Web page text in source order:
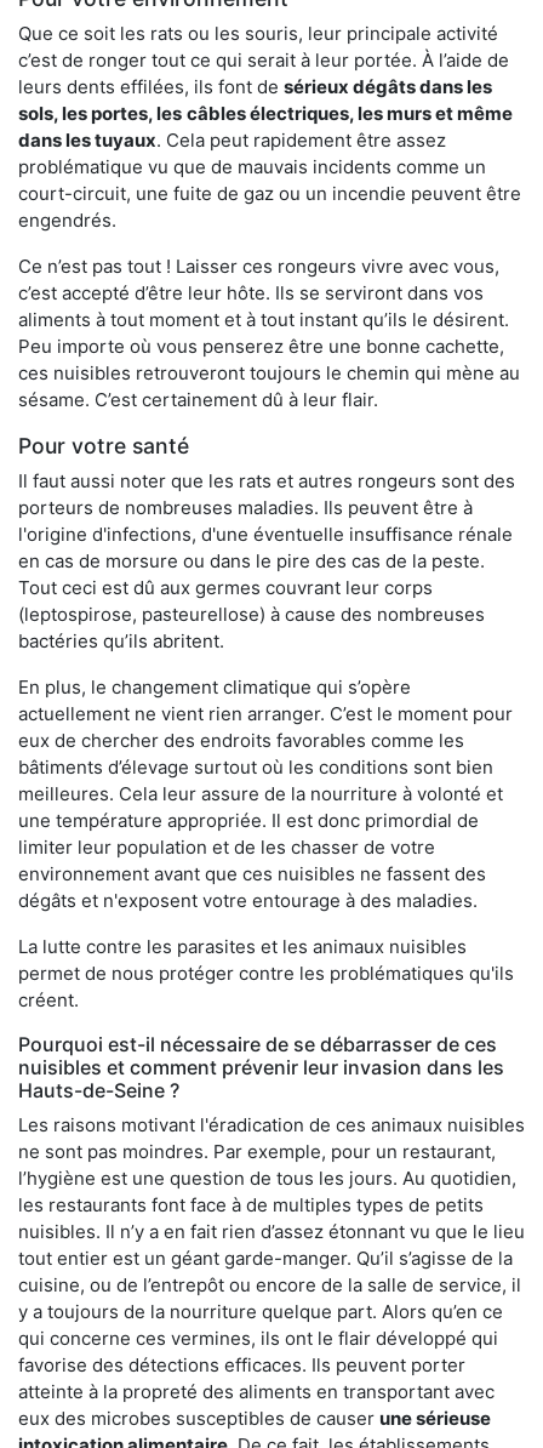
Que ce soit les rats ou les souris, leur principale activité
c’est de ronger tout ce qui serait à leur portée. À l’aide de
leurs dents effilées, ils font de sérieux dégâts dans les
sols, les portes, les câbles électriques, les murs et même
dans les tuyaux. Cela peut rapidement être assez
problématique vu que de mauvais incidents comme un
court-circuit, une fuite de gaz ou un incendie peuvent être
engendrés.
Ce n’est pas tout ! Laisser ces rongeurs vivre avec vous,
c’est accepté d’être leur hôte. Ils se serviront dans vos
aliments à tout moment et à tout instant qu’ils le désirent.
Peu importe où vous penserez être une bonne cachette,
ces nuisibles retrouveront toujours le chemin qui mène au
sésame. C’est certainement dû à leur flair.
Pour votre santé
Il faut aussi noter que les rats et autres rongeurs sont des
porteurs de nombreuses maladies. Ils peuvent être à
l'origine d'infections, d'une éventuelle insuffisance rénale
en cas de morsure ou dans le pire des cas de la peste.
Tout ceci est dû aux germes couvrant leur corps
(leptospirose, pasteurellose) à cause des nombreuses
bactéries qu’ils abritent.
En plus, le changement climatique qui s’opère
actuellement ne vient rien arranger. C’est le moment pour
eux de chercher des endroits favorables comme les
bâtiments d’élevage surtout où les conditions sont bien
meilleures. Cela leur assure de la nourriture à volonté et
une température appropriée. Il est donc primordial de
limiter leur population et de les chasser de votre
environnement avant que ces nuisibles ne fassent des
dégâts et n'exposent votre entourage à des maladies.
La lutte contre les parasites et les animaux nuisibles
permet de nous protéger contre les problématiques qu'ils
créent.
Pourquoi est-il nécessaire de se débarrasser de ces
nuisibles et comment prévenir leur invasion dans les
Hauts-de-Seine ?
Les raisons motivant l'éradication de ces animaux nuisibles
ne sont pas moindres. Par exemple, pour un restaurant,
l’hygiène est une question de tous les jours. Au quotidien,
les restaurants font face à de multiples types de petits
nuisibles. Il n’y a en fait rien d’assez étonnant vu que le lieu
tout entier est un géant garde-manger. Qu’il s’agisse de la
cuisine, ou de l’entrepôt ou encore de la salle de service, il
y a toujours de la nourriture quelque part. Alors qu’en ce
qui concerne ces vermines, ils ont le flair développé qui
favorise des détections efficaces. Ils peuvent porter
atteinte à la propreté des aliments en transportant avec
eux des microbes susceptibles de causer une sérieuse